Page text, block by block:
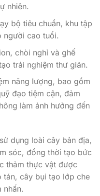
nhiên.
bộ tiêu chuẩn, khu tập
người cao tuổi.
chòi nghỉ và ghế
trải nghiệm thư giãn.
năng lượng, bao gồm
đạo tiệm cận, đảm
làm ảnh hưởng đến
dụng loài cây bản địa,
sóc, đồng thời tạo bức
thảm thực vật được
tán, cây bụi tạo lớp che
nhấn.